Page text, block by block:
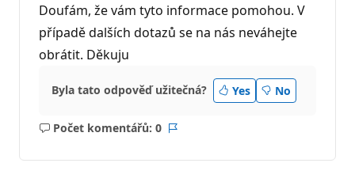
Doufám, že vám tyto informace pomohou. V
případě dalších dotazů se na nás neváhejte
obrátit. Děkuju
Byla tato odpověď užitečná? Yes No
Počet komentářů: 0
Žádné